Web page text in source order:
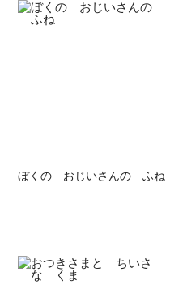
ぼくの おじいさんの ふね